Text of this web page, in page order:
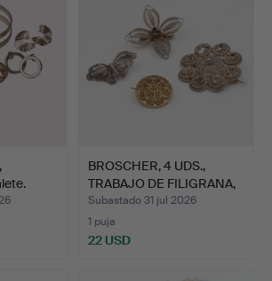
BROSCHER, 4 UDS.,
TRABAJO DE FILIGRANA,
PL…
Subastado 31 jul 2026
1 puja
22 USD